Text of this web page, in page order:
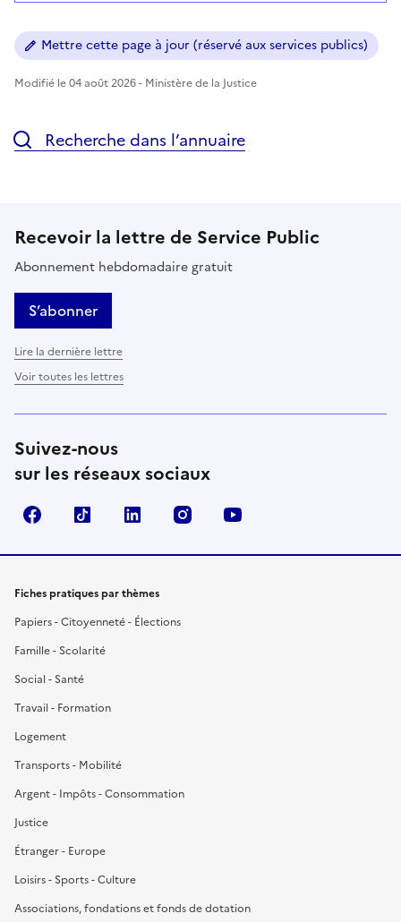
Mettre cette page à jour (réservé aux services publics)
Modifié le 04 août 2026 - Ministère de la Justice
Recherche dans l’annuaire
Recevoir la lettre de Service Public
Abonnement hebdomadaire gratuit
S’abonner
Lire la dernière lettre
Voir toutes les lettres
Suivez-nous
sur les réseaux sociaux
FacebookTikTok LinkedIn Instagram
Fiches pratiques par thèmes
Papiers - Citoyenneté - Élections
Famille - Scolarité
Social - Santé
Travail - Formation
Logement
Transports - Mobilité
Argent - Impôts - Consommation
Justice
Étranger - Europe
Loisirs - Sports - Culture
Associations, fondations et fonds de dotation